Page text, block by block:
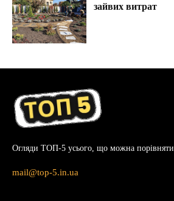
зайвих витрат
Огляди ТОП-5 усього, що можна порівняти
mail@top-5.in.ua